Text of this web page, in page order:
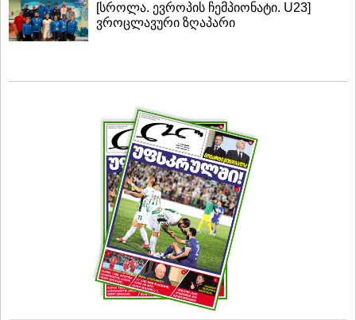
[სროლა. ევროპის ჩემპიონატი. U23]
ვროცლავური ზღაპარი